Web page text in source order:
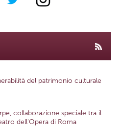
del patrimonio culturale
collaborazione speciale tra il
dell'Opera di Roma